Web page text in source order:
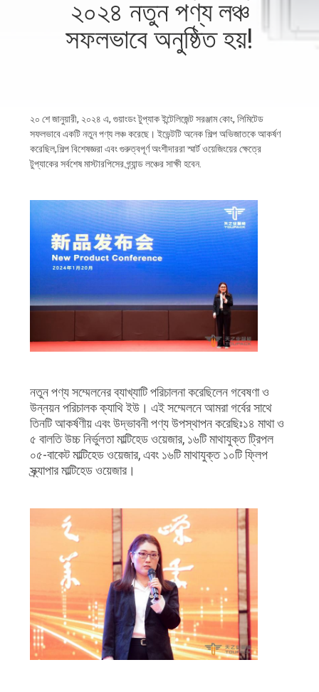
যোগাযোগ
করুন
মামলা
একটি
উদ্ধৃতি
করুন
সাইট
ম্যাপ
গোপনীয়তা
২০২৪ নতুন পণ্য লঞ্চ
সফলভাবে অনুষ্ঠিত হয়!
২০ শে জানুয়ারী, ২০২৪ এ, গুয়াংডং টুপ্যাক ইন্টেলিজেন্ট সরঞ্জাম কোং, লিমিটেড
সফলভাবে একটি নতুন পণ্য লঞ্চ করেছে। ইভেন্টটি অনেক শিল্প অভিজাতকে আকর্ষণ
করেছিল,শিল্প বিশেষজ্ঞরা এবং গুরুত্বপূর্ণ অংশীদাররা স্মার্ট ওয়েজিংয়ের ক্ষেত্রে
টুপ্যাকের সর্বশেষ মাস্টারপিসের গ্র্যান্ড লঞ্চের সাক্ষী হবেন.
নতুন পণ্য সম্মেলনের ব্যাখ্যাটি পরিচালনা করেছিলেন গবেষণা ও
উন্নয়ন পরিচালক ক্যাথি ইউ। এই সম্মেলনে আমরা গর্বের সাথে
তিনটি আকর্ষণীয় এবং উদ্ভাবনী পণ্য উপস্থাপন করেছিঃ১৪ মাথা ও
৫ বালতি উচ্চ নির্ভুলতা মাল্টিহেড ওয়েজার, ১৬টি মাথাযুক্ত ট্রিপল
০৫-বাকেট মাল্টিহেড ওয়েজার, এবং ১৬টি মাথাযুক্ত ১০টি ফ্লিপ
স্ক্র্যাপার মাল্টিহেড ওয়েজার।